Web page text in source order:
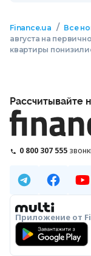
Finance.ua / Все
августа на
квартиры
Рассчитывайте
0 800 307 555
Приложение от